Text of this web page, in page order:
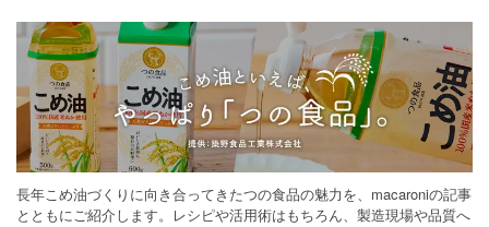
長年こめ油づくりに向き合ってきたつの食品の魅力を、macaroniの記事
とともにご紹介します。レシピや活用術はもちろん、製造現場や品質へ